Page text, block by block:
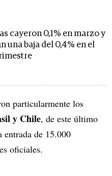
cayeron 0,1% en marzo y
una baja del 0,4% en el
particularmente los
y Chile, de este último
entrada de 15.000
oficiales.